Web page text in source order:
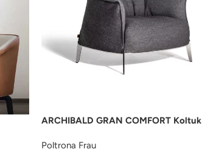
ARCHIBALD GRAN COMFORT Koltuk
Poltrona Frau